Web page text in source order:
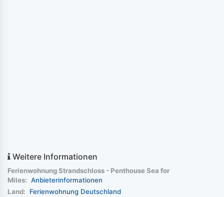
Weitere Informationen
Ferienwohnung Strandschloss - Penthouse Sea for
Miles: Anbieterinformationen
Land:
Ferienwohnung Deutschland